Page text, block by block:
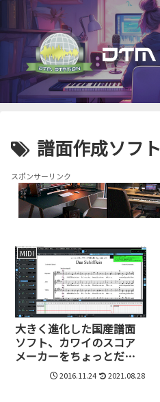
譜面作成ソフト
スポンサーリンク
MIDI
大きく進化した国産譜面
ソフト、カワイのスコア
メーカーをちょっとだけ
試してみた2016.11.24 2021.08.28